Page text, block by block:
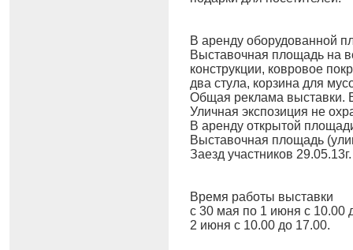
В аренду оборудованной
Выставочная площадь на
конструкции, ковровое
два стула, корзина для
Общая реклама выставки.
Уличная экспозиция не
В аренду открытой
Выставочная площадь
Заезд участников
Время работы выставки
с 30 мая по 1 июня с 10.00
2 июня с 10.00 до 17.00.